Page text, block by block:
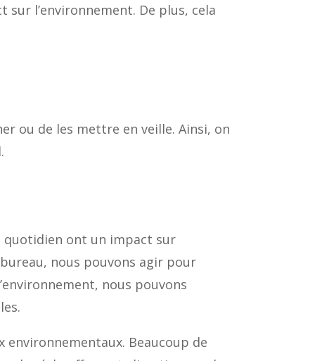
sur l’environnement. De plus, cela
ou de les mettre en veille. Ainsi, on
quotidien ont un impact sur
nous pouvons agir pour
nous pouvons
Beaucoup de